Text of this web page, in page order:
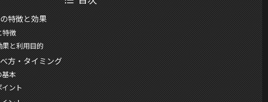
特徴と効果
特徴
果と利用目的
方・タイミング
基本
イント